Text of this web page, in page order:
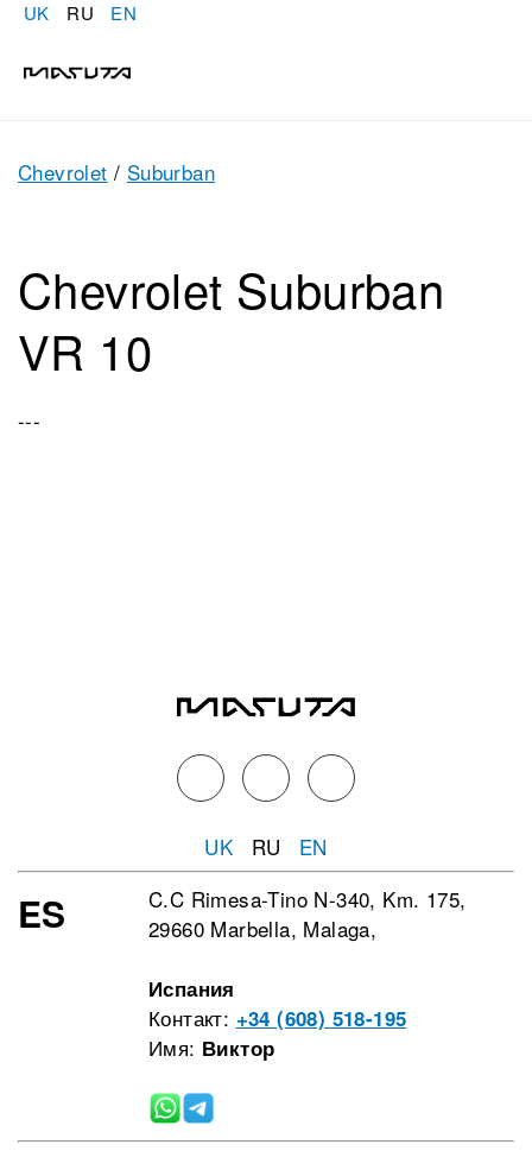
UK RU EN
Chevrolet / Suburban
Chevrolet Suburban
VR 10
---
UK RU EN
ES
C.C Rimesa-Tino N-340, Km. 175,
29660 Marbella, Malaga,
Испания
Контакт: +34 (608) 518-195
Имя: Виктор